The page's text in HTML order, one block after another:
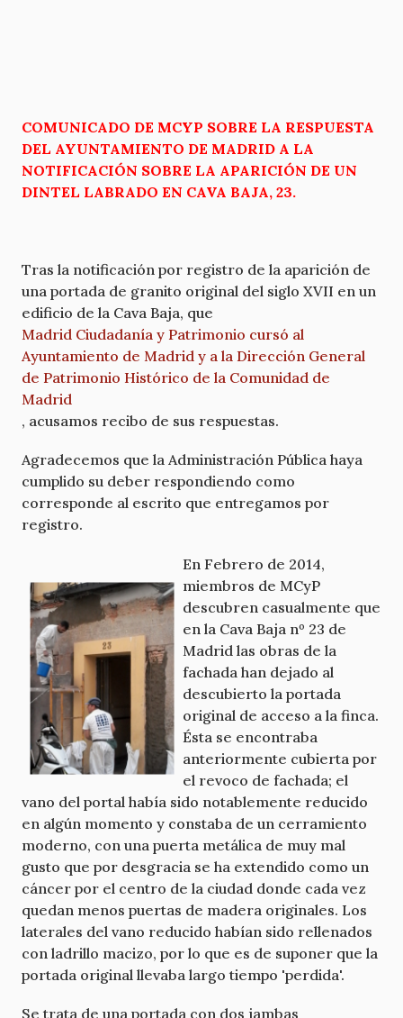
COMUNICADO DE MCYP SOBRE LA RESPUESTA
DEL AYUNTAMIENTO DE MADRID A LA
NOTIFICACIÓN SOBRE LA APARICIÓN DE UN
DINTEL LABRADO EN CAVA BAJA, 23.
Tras la notificación por registro de la aparición de
una portada de granito original del siglo XVII en un
edificio de la Cava Baja, que
Madrid Ciudadanía y Patrimonio cursó al
Ayuntamiento de Madrid y a la Dirección General
de Patrimonio Histórico de la Comunidad de
Madrid
, acusamos recibo de sus respuestas.
Agradecemos que la Administración Pública haya
cumplido su deber respondiendo como
corresponde al escrito que entregamos por
registro.
En Febrero de 2014,
miembros de MCyP
descubren casualmente que
en la Cava Baja nº 23 de
Madrid las obras de la
fachada han dejado al
descubierto la portada
original de acceso a la finca.
Ésta se encontraba
anteriormente cubierta por
el revoco de fachada; el
vano del portal había sido notablemente reducido
en algún momento y constaba de un cerramiento
moderno, con una puerta metálica de muy mal
gusto que por desgracia se ha extendido como un
cáncer por el centro de la ciudad donde cada vez
quedan menos puertas de madera originales. Los
laterales del vano reducido habían sido rellenados
con ladrillo macizo, por lo que es de suponer que la
portada original llevaba largo tiempo 'perdida'.
Se trata de una portada con dos jambas